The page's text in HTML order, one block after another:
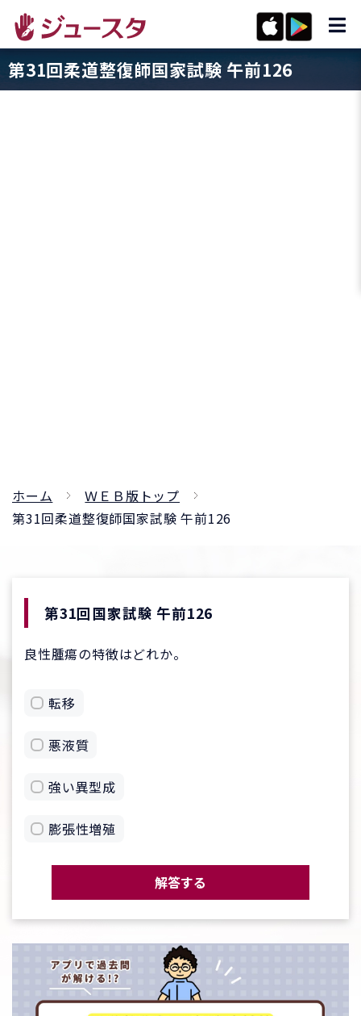
第31回柔道整復師国家試験 午前126
ホーム
ＷＥＢ版トップ
第31回柔道整復師国家試験 午前126
第31回国家試験 午前126
良性腫瘍の特徴はどれか。
転移
悪液質
強い異型成
膨張性増殖
解答する